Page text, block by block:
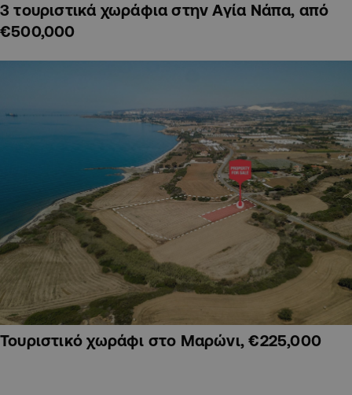
3 τουριστικά χωράφια στην Αγία Νάπα, από
€500,000
Τουριστικό χωράφι στο Μαρώνι, €225,000